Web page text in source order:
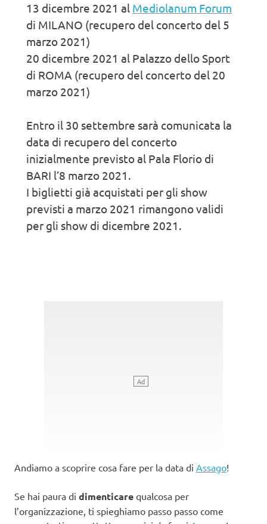
13 dicembre 2021 al Mediolanum Forum
di MILANO (recupero del concerto del 5
marzo 2021)
20 dicembre 2021 al Palazzo dello Sport
di ROMA (recupero del concerto del 20
marzo 2021)
Entro il 30 settembre sarà comunicata la
data di recupero del concerto
inizialmente previsto al Pala Florio di
BARI l’8 marzo 2021.
I biglietti già acquistati per gli show
previsti a marzo 2021 rimangono validi
per gli show di dicembre 2021.
Andiamo a scoprire cosa fare per la data di Assago!
Se hai paura di dimenticare qualcosa per
l’organizzazione, ti spieghiamo passo passo come